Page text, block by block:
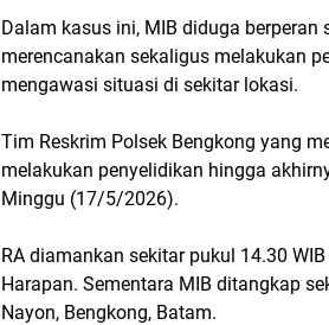
Dalam kasus ini, MIB diduga berperan
merencanakan sekaligus melakukan
mengawasi situasi di sekitar lokasi.
Tim Reskrim Polsek Bengkong yang
melakukan penyelidikan hingga
Minggu (17/5/2026).
RA diamankan sekitar pukul 14.30
Harapan. Sementara MIB ditangkap
Nayon, Bengkong, Batam.